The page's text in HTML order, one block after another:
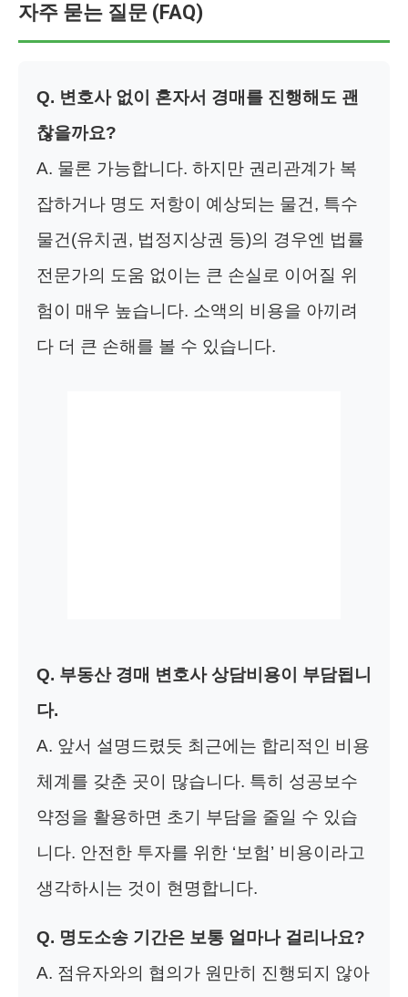
자주 묻는 질문 (FAQ)
Q. 변호사 없이 혼자서 경매를 진행해도 괜
찮을까요?
A. 물론 가능합니다. 하지만 권리관계가 복
잡하거나 명도 저항이 예상되는 물건, 특수
물건(유치권, 법정지상권 등)의 경우엔 법률
전문가의 도움 없이는 큰 손실로 이어질 위
험이 매우 높습니다. 소액의 비용을 아끼려
다 더 큰 손해를 볼 수 있습니다.
Q. 부동산 경매 변호사 상담비용이 부담됩니
다.
A. 앞서 설명드렸듯 최근에는 합리적인 비용
체계를 갖춘 곳이 많습니다. 특히 성공보수
약정을 활용하면 초기 부담을 줄일 수 있습
니다. 안전한 투자를 위한 ‘보험’ 비용이라고
생각하시는 것이 현명합니다.
Q. 명도소송 기간은 보통 얼마나 걸리나요?
A. 점유자와의 협의가 원만히 진행되지 않아